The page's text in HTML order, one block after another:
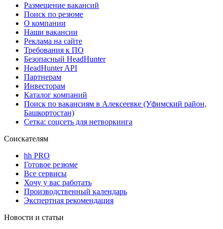
Размещение вакансий
Поиск по резюме
О компании
Наши вакансии
Реклама на сайте
Требования к ПО
Безопасный HeadHunter
HeadHunter API
Партнерам
Инвесторам
Каталог компаний
Поиск по вакансиям в Алексеевке (Уфимский район,
Башкортостан)
Сетка: соцсеть для нетворкинга
Соискателям
hh PRO
Готовое резюме
Все сервисы
Хочу у вас работать
Производственный календарь
Экспертная рекомендация
Новости и статьи